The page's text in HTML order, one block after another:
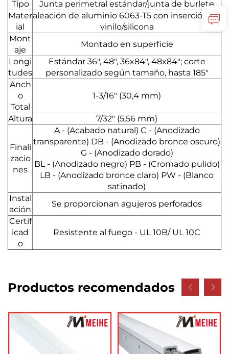
Tipo
Junta perimetral estándar/junta de burlete
Mater
ial
aleación de aluminio 6063-T5 con inserción de
vinilo/silicona
Mont
aje
Montado en superficie
Longi
tudes
Estándar 36", 48", 36x84", 48x84"; corte
personalizado según tamaño, hasta 185"
Anch
o
Total
1-3/16" (30,4 mm)
Altura 7/32" (5,56 mm)
Finali
zacio
nes
A - (Acabado natural) C - (Anodizado
transparente) DB - (Anodizado bronce oscuro)
G - (Anodizado dorado)
BL - (Anodizado negro) PB - (Cromado pulido)
LB - (Anodizado bronce claro) PW - (Blanco
satinado)
Instal
ación
Se proporcionan agujeros perforados
Certif
icad
o
Resistente al fuego - UL 10B/ UL 10C
Productos recomendados